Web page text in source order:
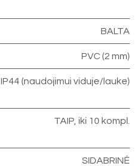
BALTA
PVC (2 mm)
IP44 (naudojimui viduje/lauke)
TAIP, iki 10 kompl.
SIDABRINĖ